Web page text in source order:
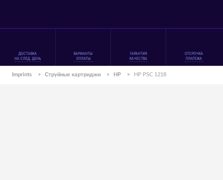
ДОСТАВКА
НА СЛЕД. ДЕНЬ
ВАРИАНТЫ
ОПЛАТЫ
ГАРАНТИЯ
КАЧЕСТВА
ОТСРОЧКА
ПЛАТЕЖА
Imprints > Струйные картриджи > HP > HP PSC 1218